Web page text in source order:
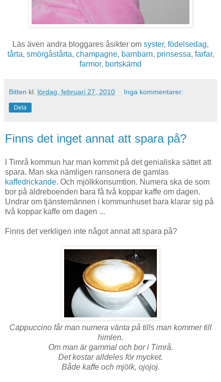
Läs även andra bloggares åsikter om syster, födelsedag,
tårta, smörgåstårta, champagne, barnbarn, prinsessa, farfar,
farmor, bortskämd
Bitten kl. lördag, februari 27, 2010 Inga kommentarer:
Dela
Finns det inget annat att spara på?
I Timrå kommun har man kommit på det genialiska sättet att
spara. Man ska nämligen ransonera de gamlas
kaffedrickande. Och mjölkkonsumtion. Numera ska de som
bor på äldreboenden bara få två koppar kaffe om dagen.
Undrar om tjänstemännen i kommunhuset bara klarar sig på
två koppar kaffe om dagen ...
Finns det verkligen inte något annat att spara på?
Cappuccino får man numera vänta på tills man kommer till
himlen.
Om man är gammal och bor i Timrå.
Det kostar alldeles för mycket.
Både kaffe och mjölk, ojojoj.